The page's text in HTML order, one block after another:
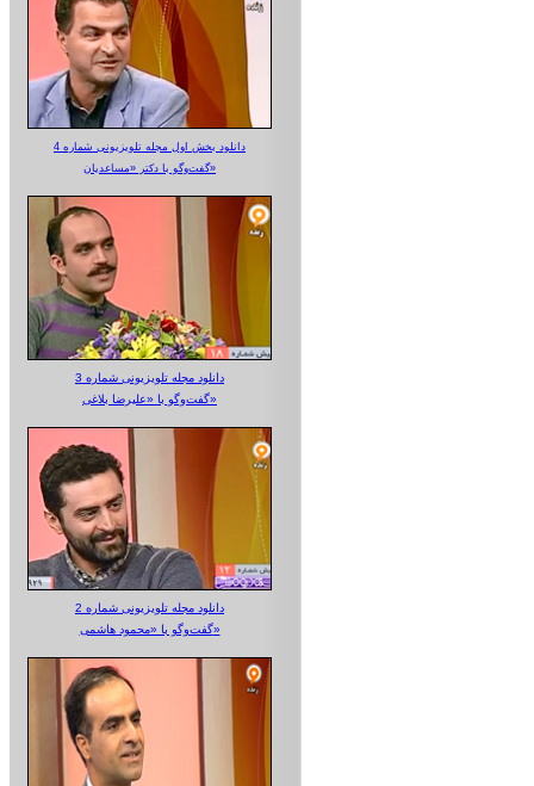
دانلود بخش اول مجله تلویزیونی شماره 4
گفت‌وگو با دکتر «مساعدیان»
دانلود مجله تلویزیونی شماره 3
گفت‌وگو با «علیرضا بلاغی»
دانلود مجله تلویزیونی شماره 2
گفت‌وگو با «محمود هاشمی»